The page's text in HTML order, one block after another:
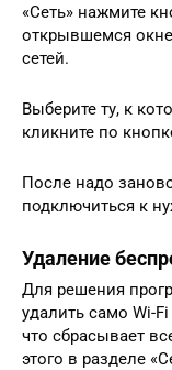
«Сеть» нажмите
открывшемся
сетей.
Выберите ту, к
кликните по
После надо
подключиться к
Удаление
Для решения
удалить само Wi-
что сбрасывает
этого в разделе